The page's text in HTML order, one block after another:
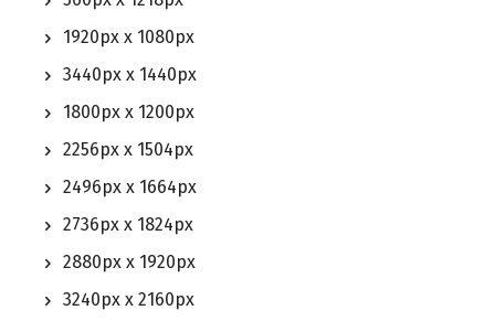
1920px x 1080px
3440px x 1440px
1800px x 1200px
2256px x 1504px
2496px x 1664px
2736px x 1824px
2880px x 1920px
3240px x 2160px